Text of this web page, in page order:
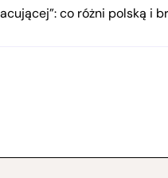
co różni polską i